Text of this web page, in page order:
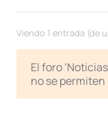
Viendo 1 entrada (de
El foro
no se